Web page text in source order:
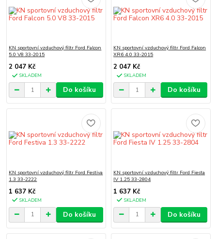
KN sportovní vzduchový filtr Ford Falcon
5.0 V8 33-2015
2 047 Kč
SKLADEM
Do košíku
KN sportovní vzduchový filtr Ford Falcon
XR6 4.0 33-2015
2 047 Kč
SKLADEM
Do košíku
KN sportovní vzduchový filtr Ford Festiva
1.3 33-2222
1 637 Kč
SKLADEM
Do košíku
KN sportovní vzduchový filtr Ford Fiesta
IV 1.25 33-2804
1 637 Kč
SKLADEM
Do košíku